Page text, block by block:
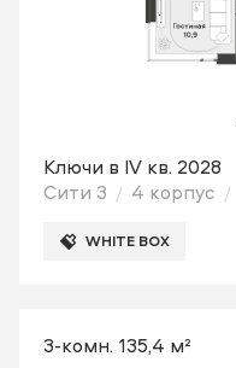
Ключи в IV кв. 2028
Сити 3
4 корпус
WHITE BOX
3-комн. 135,4 м²